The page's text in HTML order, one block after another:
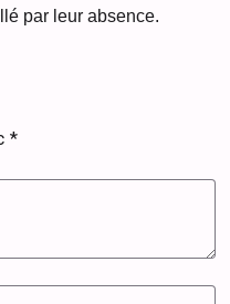
par leur absence.
*